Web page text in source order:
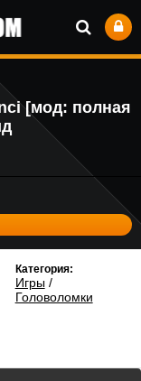
[мод: полная
Категория:
Игры/
Головоломки